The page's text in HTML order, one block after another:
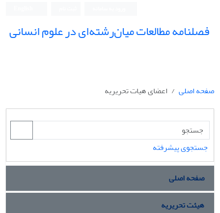
فصلنامه مطالعات میان‌رشته‌ای در علوم انسانی
صفحه اصلی اعضای هیات تحریریه
جستجوی پیشرفته
صفحه اصلی
هیئت تحریریه